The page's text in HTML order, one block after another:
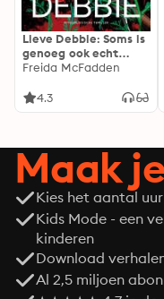
Lieve Debbie: Soms is
genoeg ook echt
genoeg...
Freida McFadden
4.3
Maak
Kies het aantal
Kids Mode - een
kinderen
Download
Al 2,5 miljoen